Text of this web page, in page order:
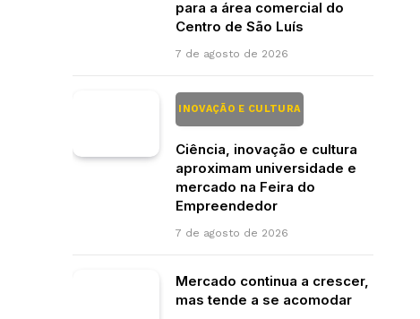
para a área comercial do
Centro de São Luís
7 de agosto de 2026
INOVAÇÃO E CULTURA
Ciência, inovação e cultura
aproximam universidade e
mercado na Feira do
Empreendedor
7 de agosto de 2026
Mercado continua a crescer,
mas tende a se acomodar